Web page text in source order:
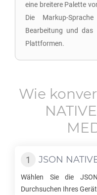
eine breitere Palette
Die Markup-
Bearbeitung und das
Plattformen.
Wie
JSON
Wählen Sie die
Durchsuchen Ihres